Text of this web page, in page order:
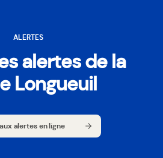
ALERTES
alertes de la
Longueuil
alertes en ligne